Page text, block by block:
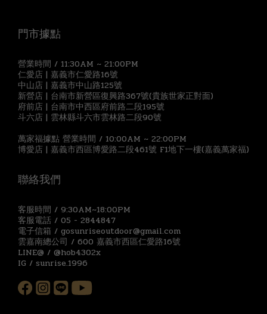
門市據點
營業時間 / 11:30AM ~ 21:00PM
仁愛店 | 嘉義市仁愛路16號
中山店 | 嘉義市中山路125號
新營店 | 台南市新營區復興路367號(貴族世家正對面)
府前店 | 台南市中西區府前路二段195號
斗六店 | 雲林縣斗六市雲林路二段90號
萬家福據點 營業時間 / 10:00AM ~ 22:00PM
博愛店 | 嘉義市西區博愛路二段461號 F1地下一樓(嘉義萬家福)
聯絡我們
客服時間 / 9:30AM~18:00PM
客服電話 / 05 - 2844847
電子信箱 / gosunriseoutdoor@gmail.com
雲嘉南總公司 / 600 嘉義市西區仁愛路16號
LINE@ / @hob4302x
IG / sunrise.1996